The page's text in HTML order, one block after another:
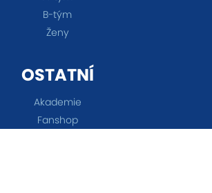
B-tým
Ženy
OSTATNÍ
Akademie
Fanshop